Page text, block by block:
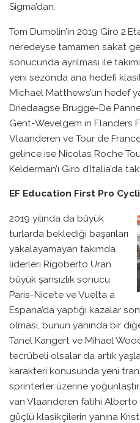
Sigma’dan.
Tom Dumolin’in 2019 Giro
neredeyse tamamen sakat
sonucunda ayrılması ile
yeni sezonda ana hedefi
Michael Matthews’un hedef
Driedaagse Brugge-De
Gent-Wevelgem in Flanders
Vlaanderen ve Tour de
gelince ise Nicolas Roche
Kelderman’ı Giro d’Italia’da
EF Education First Pro
2019 yılında da büyük
turlarda beklediği başarıları
yakalayamayan takımda
liderleri Rigoberto Uran
büyük şansızlık sonucu
Paris-Nice’te ve Vuelta a
Espana’da yaptığı kazalar
olması, bunun yanında bir
Tanel Kangert ve Mihael
tecrübeli olsalar da artık
karakteri konusunda yeni
sprinterler üzerine
van Vlaanderen fatihi
güçlü klasikçilerin yanına